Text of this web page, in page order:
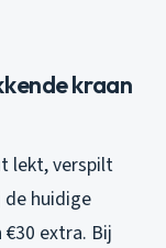
kraan
lekt, verspilt
de huidige
extra. Bij